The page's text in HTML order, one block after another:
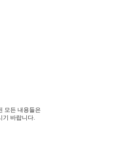
모든 내용들은
기 바랍니다.​